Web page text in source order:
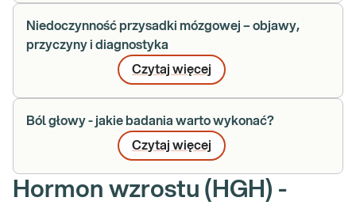
Niedoczynność przysadki mózgowej – objawy,
przyczyny i diagnostyka
Czytaj więcej
Ból głowy - jakie badania warto wykonać?
Czytaj więcej
Hormon wzrostu (HGH) -